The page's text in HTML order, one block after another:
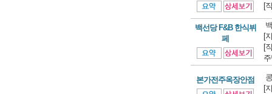
[
백선당 F&B 한식뷔
페
[
[
본가전주옥장안점
[